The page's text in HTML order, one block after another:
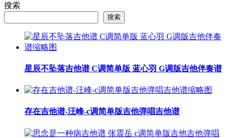
搜索
搜索
星辰不坠落吉他谱 C调简单版 蓝心羽 G调版吉他伴奏谱
存在吉他谱-汪峰-c调简单版吉他弹唱吉他谱